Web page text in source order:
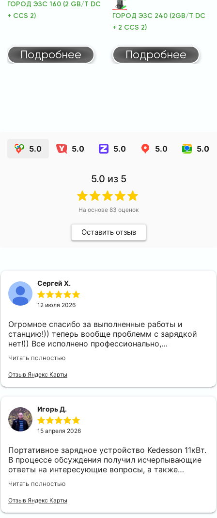
ГОРОД ЭЗС 160 (2 GB/T DC
+ CCS 2)
Подробнее
ГОРОД ЭЗС 240 (2GB/T DC
+ 2 CCS 2)
Подробнее
5.0 5.0 5.0 5.0 5.0
5.0 из 5
На основе 83 оценок
Оставить отзыв
Сергей Х.
12 июля 2026
Огромное спасибо за выполненные работы и
станцию!)) теперь вообще проблемм с зарядкой
нет!)) Все исполнено профессионально,
качественно, аккуратно и быстро! Я очень
доволен! При чем я ошибочно указал не тот
разьем, станцию привезли. Соответственно не
Читать полностью
Отзыв Яндекс Карты
Игорь Д.
15 апреля 2026
Портативное зарядное устройство Kedesson 11кВт.
В процессе обсуждения получил исчерпывающие
ответы на интересующие вопросы, а также
рекомендации по подключению в квартире при
помощи удлинителя. Все время были на связи с
момента оплаты до получения. Оперативно и
Читать полностью
Отзыв Яндекс Карты